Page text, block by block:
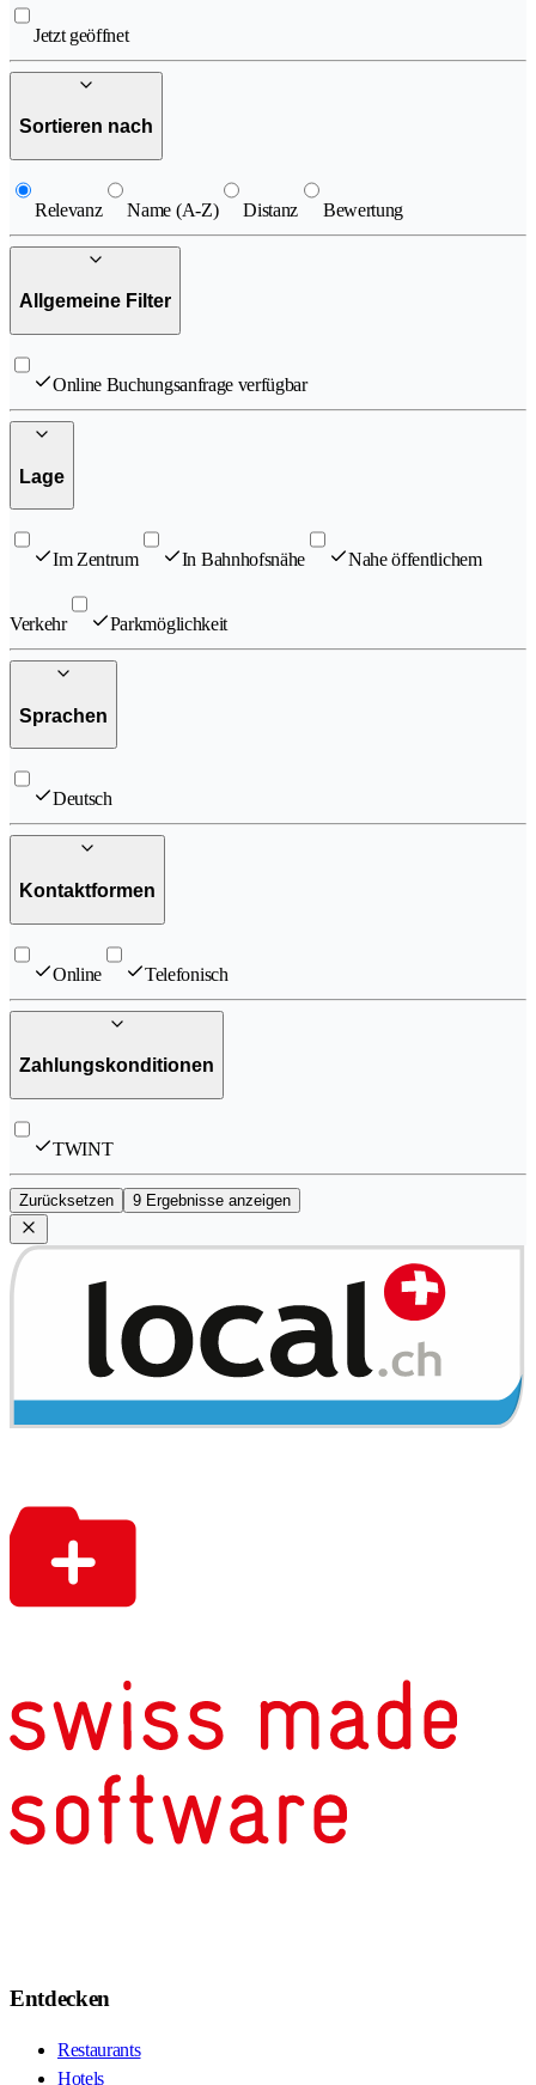
Jetzt geöffnet
Sortieren nach
Relevanz Name (A-Z) Distanz Bewertung
Allgemeine Filter
Online Buchungsanfrage verfügbar
Lage
Im Zentrum In Bahnhofsnähe Nahe öffentlichem
Verkehr Parkmöglichkeit
Sprachen
Deutsch
Kontaktformen
Online Telefonisch
Zahlungskonditionen
TWINT
Zurücksetzen 9 Ergebnisse anzeigen
Entdecken
Restaurants
Hotels